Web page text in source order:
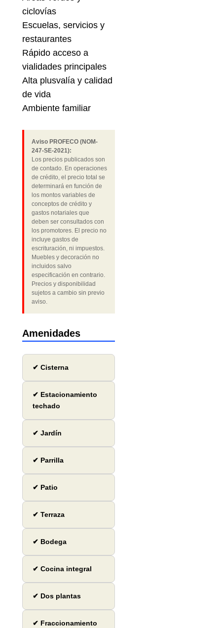
ciclovías
Escuelas, servicios y
restaurantes
Rápido acceso a
vialidades principales
Alta plusvalía y calidad
de vida
Ambiente familiar
Aviso PROFECO (NOM-
247-SE-2021):
Los precios publicados son
de contado. En operaciones
de crédito, el precio total se
determinará en función de
los montos variables de
conceptos de crédito y
gastos notariales que
deben ser consultados con
los promotores. El precio no
incluye gastos de
escrituración, ni impuestos.
Muebles y decoración no
incluidos salvo
especificación en contrario.
Precios y disponibilidad
sujetos a cambio sin previo
aviso.
Amenidades
✔ Cisterna
✔ Estacionamiento
techado
✔ Jardín
✔ Parrilla
✔ Patio
✔ Terraza
✔ Bodega
✔ Cocina integral
✔ Dos plantas
✔ Fraccionamiento